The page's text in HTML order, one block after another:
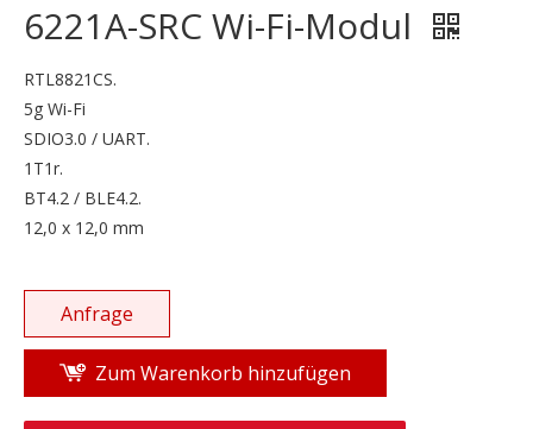
6221A-SRC Wi-Fi-Modul
RTL8821CS.
5g Wi-Fi
SDIO3.0 / UART.
1T1r.
BT4.2 / BLE4.2.
12,0 x 12,0 mm
Anfrage
Zum Warenkorb hinzufügen